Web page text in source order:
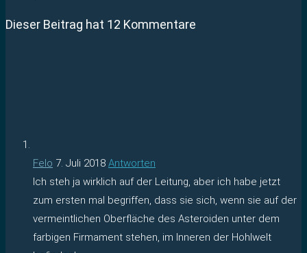
Dieser Beitrag hat 12 Kommentare
Felo 7. Juli 2018 Antworten
Ich steh ja wirklich auf der Leitung, aber ich habe jetzt
zum ersten mal begriffen, dass sie sich, wenn sie auf der
vermeintlichen Oberfläche des Asteroiden unter dem
farbigen Firmament stehen, im Inneren der Hohlwelt